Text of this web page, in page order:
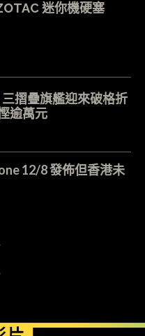
迷你機硬塞
摺疊旗艦迎來破格折
逾萬元
12/8 發佈但香港未